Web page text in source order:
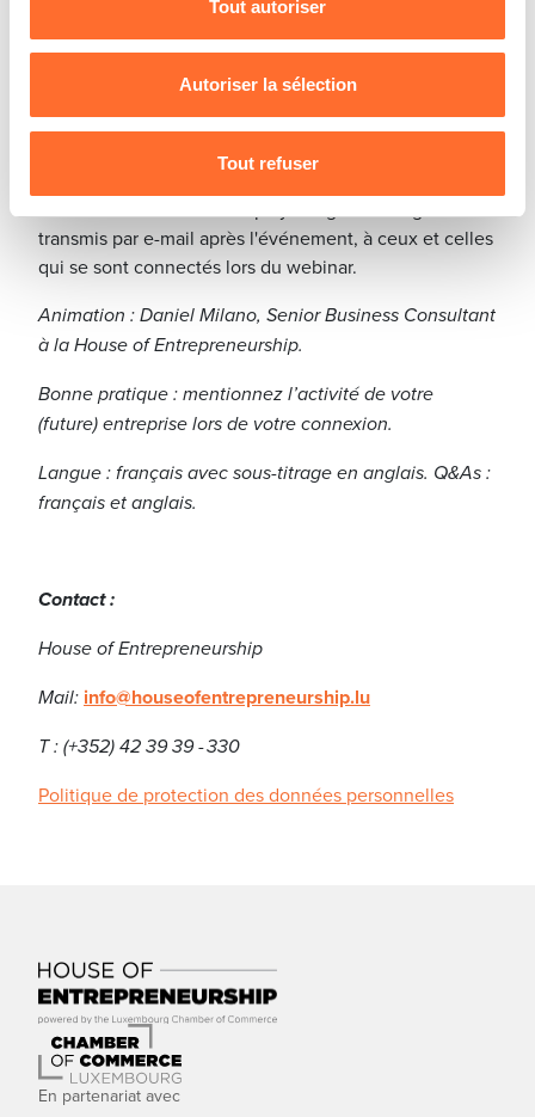
nous utilisons lescookies et sommes amenés à traiter
vos données personnelles, vous pouvez consulter notre
protection des données personnelles.
Tout autoriser
Autoriser la sélection
Tout refuser
questions en français, puis questions en anglais.
Veuillez prendre note des communications qui vous
transmis par e-mail après l'événement, à ceux et celles
qui se sont connectés lors du webinar.
Animation : Daniel Milano, Senior Business Consultant
à la House of Entrepreneurship.
Bonne pratique : mentionnez l’activité de votre
(future) entreprise lors de votre connexion.
Langue : français avec sous-titrage en anglais. Q&As :
français et anglais.
Contact :
House of Entrepreneurship
Mail: info@houseofentrepreneurship.lu
T : (+352) 42 39 39 - 330
Politique de protection des données personnelles
En partenariat avec